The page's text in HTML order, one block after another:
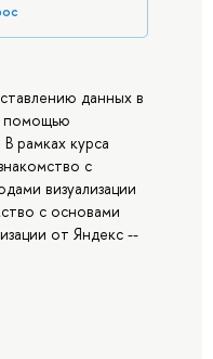
данных в
помощью
рамках курса
с
визуализации
с основами
от Яндекс --